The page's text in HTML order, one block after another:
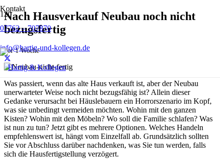
Kontakt
07762 – 707870
info@hartig-und-kollegen.de
Nach Hausverkauf Neubau noch nicht
bezugsfertig
vor 1 Woche
Was passiert, wenn das alte Haus verkauft ist, aber der Neubau
unerwarteter Weise noch nicht bezugsfähig ist? Allein dieser
Gedanke verursacht bei Häuslebauern ein Horrorszenario im Kopf,
was sie unbedingt vermeiden möchten. Wohin mit den ganzen
Kisten? Wohin mit den Möbeln? Wo soll die Familie schlafen? Was
ist nun zu tun? Jetzt gibt es mehrere Optionen. Welches Handeln
empfehlenswert ist, hängt vom Einzelfall ab. Grundsätzlich sollten
Sie vor Abschluss darüber nachdenken, was Sie tun werden, falls
sich die Hausfertigstellung verzögert.